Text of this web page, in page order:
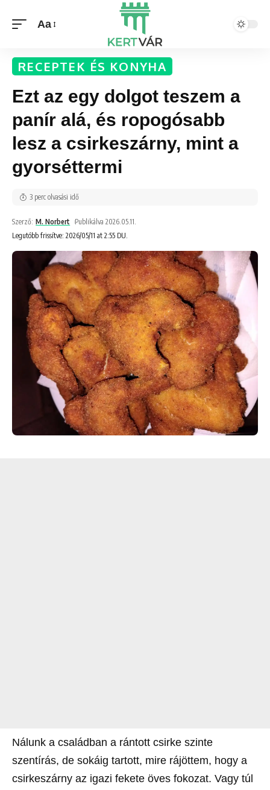
Aa
RECEPTEK ÉS KONYHA
Ezt az egy dolgot teszem a
panír alá, és ropogósabb
lesz a csirkeszárny, mint a
gyorséttermi
Legutóbb frissítve: 2026/05/11 at 2:55 DU.
Szerző: M. Norbert Publikálva 2026.05.11.
3 perc olvasási idő
Nálunk a családban a rántott csirke szinte
szentírás, de sokáig tartott, mire rájöttem, hogy a
csirkeszárny az igazi fekete öves fokozat. Vagy túl